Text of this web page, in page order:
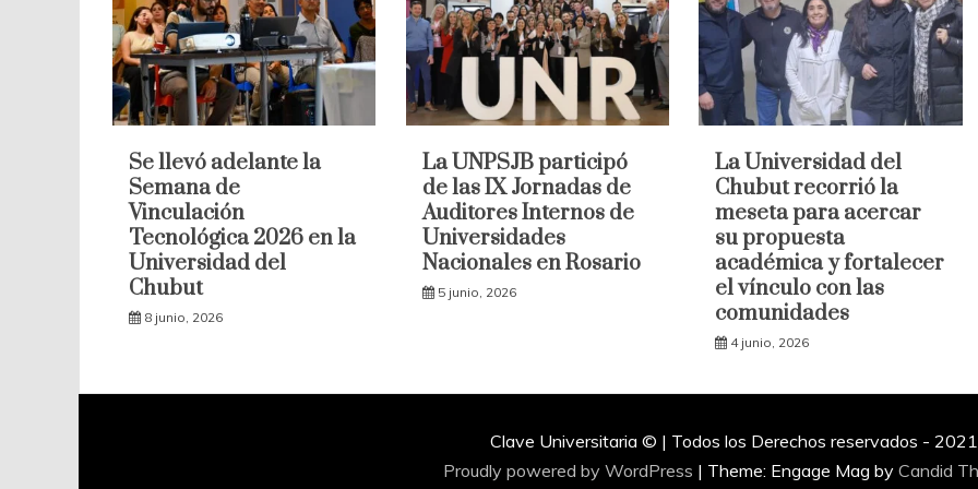
Se llevó adelante la
Semana de
Vinculación
Tecnológica 2026 en la
Universidad del
Chubut
8 junio, 2026
La UNPSJB participó
de las IX Jornadas de
Auditores Internos de
Universidades
Nacionales en Rosario
5 junio, 2026
La Universidad del
Chubut recorrió la
meseta para acercar
su propuesta
académica y fortalecer
el vínculo con las
comunidades
4 junio, 2026
Clave Universitaria © | Todos los Derechos reservados - 2021
Proudly powered by WordPress | Theme: Engage Mag by Candid